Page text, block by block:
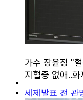
세제발표 전 관